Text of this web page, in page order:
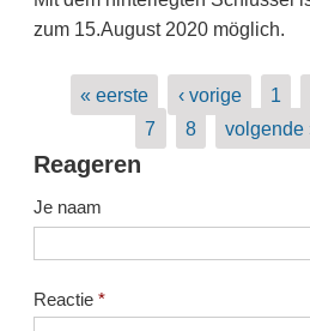
zum 15.August 2020 möglich.
Pagina's
« eerste ‹ vorige 1
7
8 volgende
Reageren
Je naam
Reactie *